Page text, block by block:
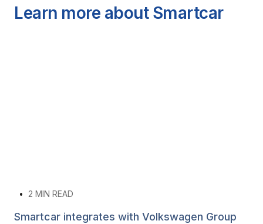
Learn more about Smartcar
• 2 MIN READ
Smartcar integrates with Volkswagen Group